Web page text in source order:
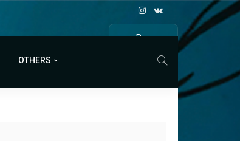
Все
OTHERS